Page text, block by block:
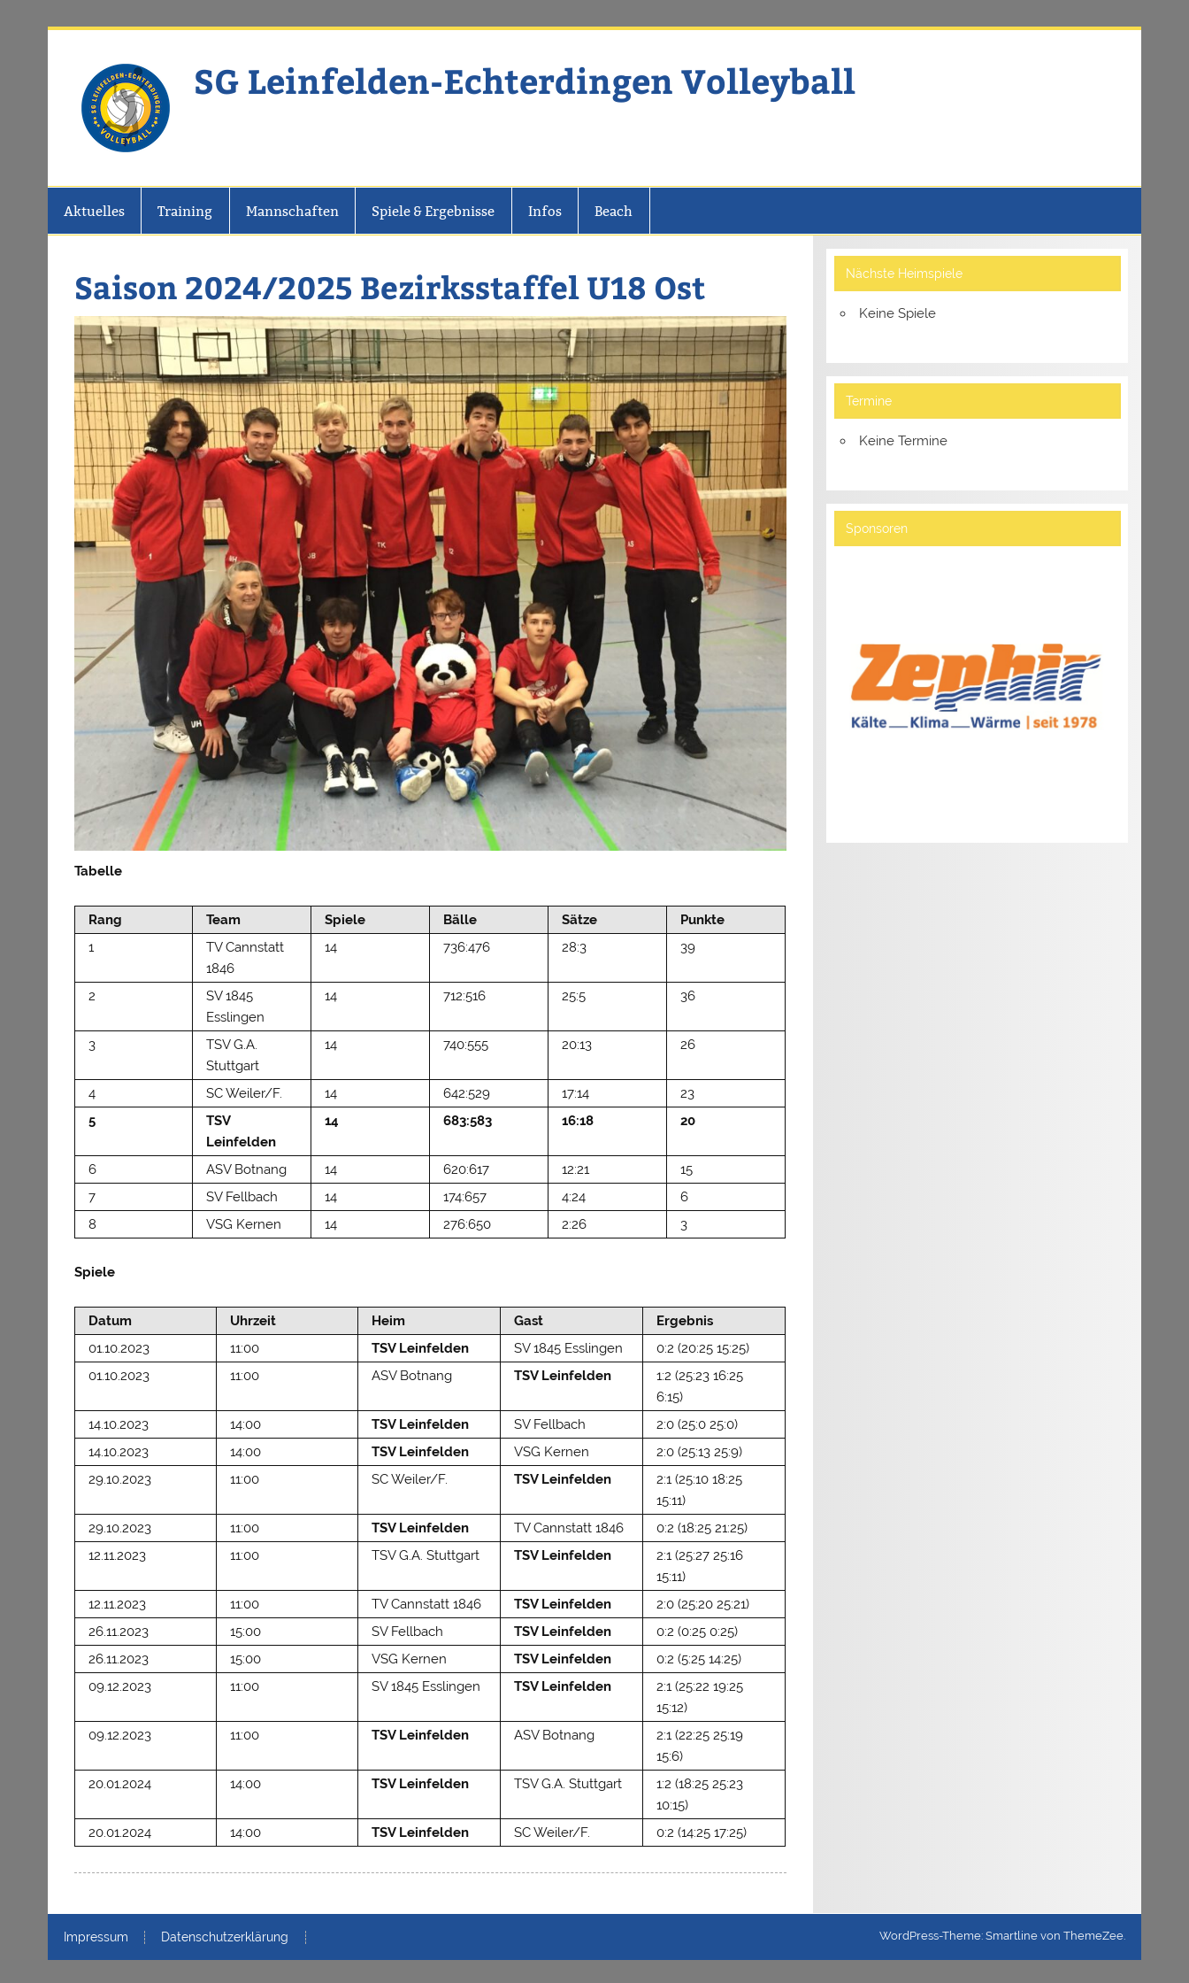
SG Leinfelden-Echterdingen Volleyball
Aktuelles Training Mannschaften Spiele & Ergebnisse Infos Beach
Saison 2024/2025 Bezirksstaffel U18 Ost
Tabelle
Rang Team Spiele Bälle Sätze
Punkte
1
TV Cannstatt
1846
14 736:476 28:3 39
2
SV 1845
Esslingen
14 712:516 25:5 36
3
TSV G.A.
Stuttgart
14 740:555 20:13 26
4 SC Weiler/F. 14 642:529 17:14
23
5
TSV
Leinfelden
14 683:583 16:18 20
6 ASV Botnang 14 620:617 12:21
15
7
SV Fellbach 14 174:657 4:24
6
8
VSG Kernen 14 276:650 2:26 3
Spiele
Datum Uhrzeit Heim Gast
Ergebnis
01.10.2023
11:00 TSV Leinfelden SV 1845 Esslingen
0:2 (20:25 15:25)
01.10.2023
11:00 ASV Botnang TSV Leinfelden
1:2 (25:23 16:25
6:15)
14.10.2023
14:00 TSV Leinfelden SV Fellbach
2:0 (25:0 25:0)
14.10.2023
14:00 TSV Leinfelden VSG Kernen
2:0 (25:13 25:9)
29.10.2023
11:00 SC Weiler/F. TSV Leinfelden
2:1 (25:10 18:25
15:11)
29.10.2023
11:00 TSV Leinfelden TV Cannstatt 1846
0:2 (18:25 21:25)
12.11.2023
11:00 TSV G.A. Stuttgart TSV Leinfelden
2:1 (25:27 25:16
15:11)
12.11.2023
11:00 TV Cannstatt 1846 TSV Leinfelden
2:0 (25:20 25:21)
26.11.2023
15:00 SV Fellbach TSV Leinfelden
0:2 (0:25 0:25)
26.11.2023
15:00 VSG Kernen TSV Leinfelden
0:2 (5:25 14:25)
09.12.2023
11:00 SV 1845 Esslingen TSV Leinfelden
2:1 (25:22 19:25
15:12)
09.12.2023
11:00 TSV Leinfelden ASV Botnang
2:1 (22:25 25:19
15:6)
20.01.2024
14:00 TSV Leinfelden TSV G.A. Stuttgart
1:2 (18:25 25:23
10:15)
20.01.2024
14:00 TSV Leinfelden SC Weiler/F. 0:2 (14:25 17:25)
Nächste Heimspiele
Keine Spiele
Termine
Keine Termine
Sponsoren
Impressum Datenschutzerklärung WordPress-Theme: Smartline von ThemeZee.